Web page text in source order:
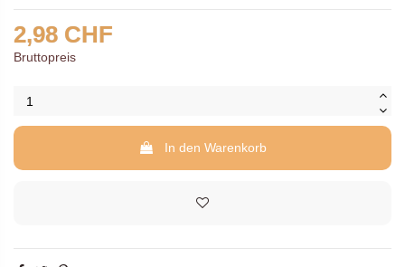
2,98 CHF
Bruttopreis
In den Warenkorb